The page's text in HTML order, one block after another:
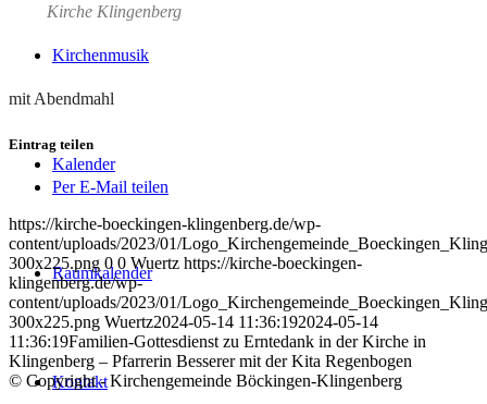
Kirchenmusik
Kalender
Raumkalender
Kontakt
Kirche Klingenberg
mit Abendmahl
Eintrag teilen
Per E-Mail teilen
https://kirche-boeckingen-klingenberg.de/wp-
content/uploads/2023/01/
300x225.png 0 0 Wuertz https://kirche-boeckingen-
klingenberg.de/wp-
content/uploads/2023/01/
300x225.png Wuertz2024-05-14 11:36:192024-05-14
11:36:19Familien-Gottesdienst zu Erntedank in der Kirche in
Klingenberg – Pfarrerin Besserer mit der Kita Regenbogen
© Copyright - Kirchengemeinde Böckingen-Klingenberg